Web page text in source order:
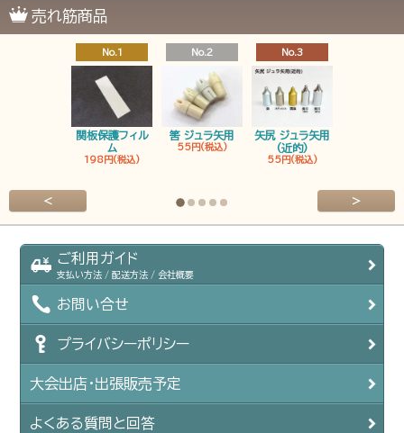
売れ筋商品
No.1
関板保護フィル
ム
198円(税込)
No.2
筈 ジュラ矢用
55円(税込)
No.3
矢尻 ジュラ矢用
(近的)
55円(税込)
< >
ご利用ガイド
支払い方法 / 配送方法 / 会社概要
お問い合せ
プライバシーポリシー
大会出店・出張販売予定
よくある質問と回答